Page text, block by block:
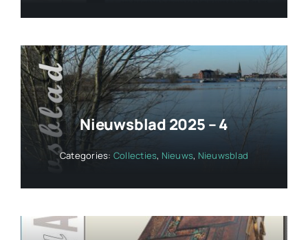
Nieuwsblad 2025 – 4
Categories: Collecties, Nieuws, Nieuwsblad